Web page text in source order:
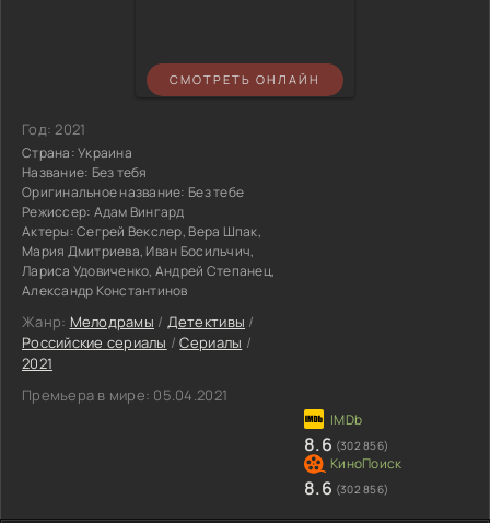
СМОТРЕТЬ ОНЛАЙН
Год:2021
Страна:Украина
Название: Без тебя
Оригинальное название: Без тебе
Режиссер: Адам Вингард
Актеры:Сегрей Векслер, Вера Шпак,
Мария Дмитриева, Иван Босильчич,
Лариса Удовиченко, Андрей Степанец,
Александр Константинов
Жанр: Мелодрамы / Детективы /
Российские сериалы /Сериалы /
2021
Премьера в мире: 05.04.2021
8.6 (302 856)
8.6 (302 856)